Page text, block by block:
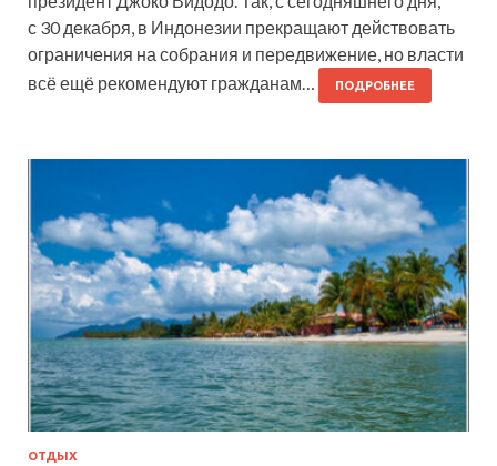
с 30 декабря, в Индонезии прекращают действовать
ограничения на собрания и передвижение, но власти
всё ещё рекомендуют гражданам…
ПОДРОБНЕЕ
ОТДЫХ